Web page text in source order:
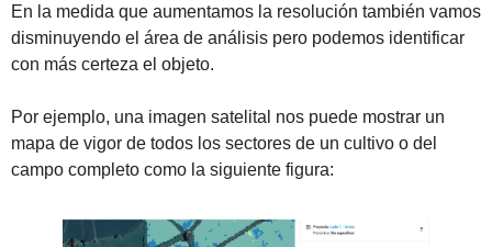
En la medida que aumentamos la resolución también vamos
disminuyendo el área de análisis pero podemos identificar
con más certeza el objeto.
Por ejemplo, una imagen satelital nos puede mostrar un
mapa de vigor de todos los sectores de un cultivo o del
campo completo como la siguiente figura: